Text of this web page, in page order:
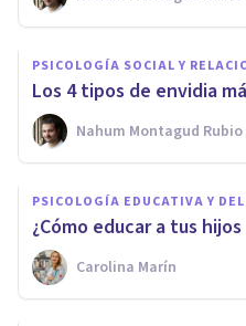
PSICOLOGÍA SOCIAL Y
Los 4 tipos de envidia
Nahum Montagud Rubio
PSICOLOGÍA EDUCATIVA Y
¿Cómo educar a tus
Carolina Marín